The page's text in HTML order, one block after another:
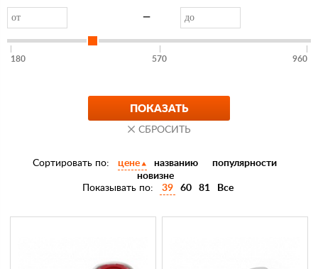
—
180 570 960
Сортировать по: цене названию
популярности
новизне
Показывать по:
39 60 81 Все